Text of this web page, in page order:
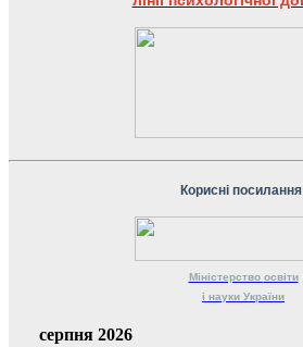
Корисні
Міністерство освіти
і науки України
серпня 2026